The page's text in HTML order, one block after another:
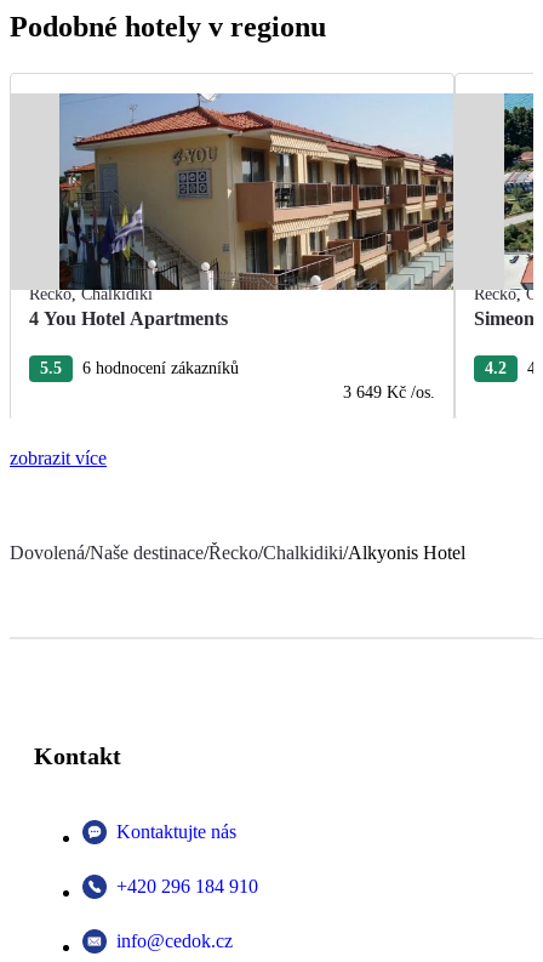
Podobné hotely v regionu
Řecko,Chalkidiki
4 You Hotel Apartments
5.5
6 hodnocení zákazníků
3 649 Kč /os.
Řecko,
Simeon
4.2 4
zobrazit více
Dovolená/Naše destinace/Řecko/Chalkidiki/Alkyonis Hotel
Kontakt
Kontaktujte nás
+420 296 184 910
info@cedok.cz